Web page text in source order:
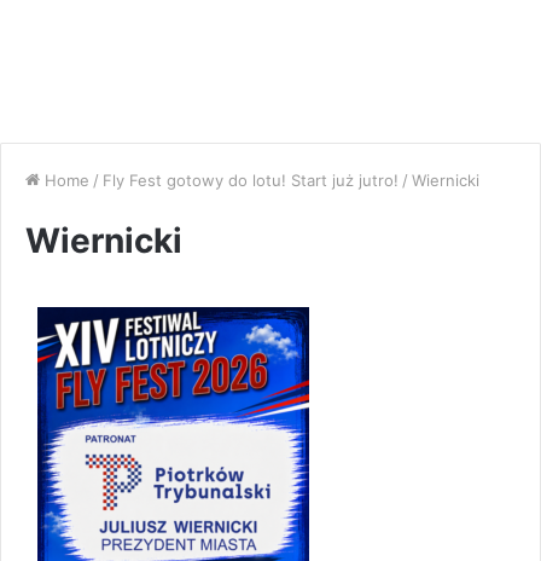
Home / Fly Fest gotowy do lotu! Start już jutro! / Wiernicki
Wiernicki